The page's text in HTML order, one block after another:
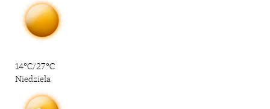
14°C/27°C
Niedziela